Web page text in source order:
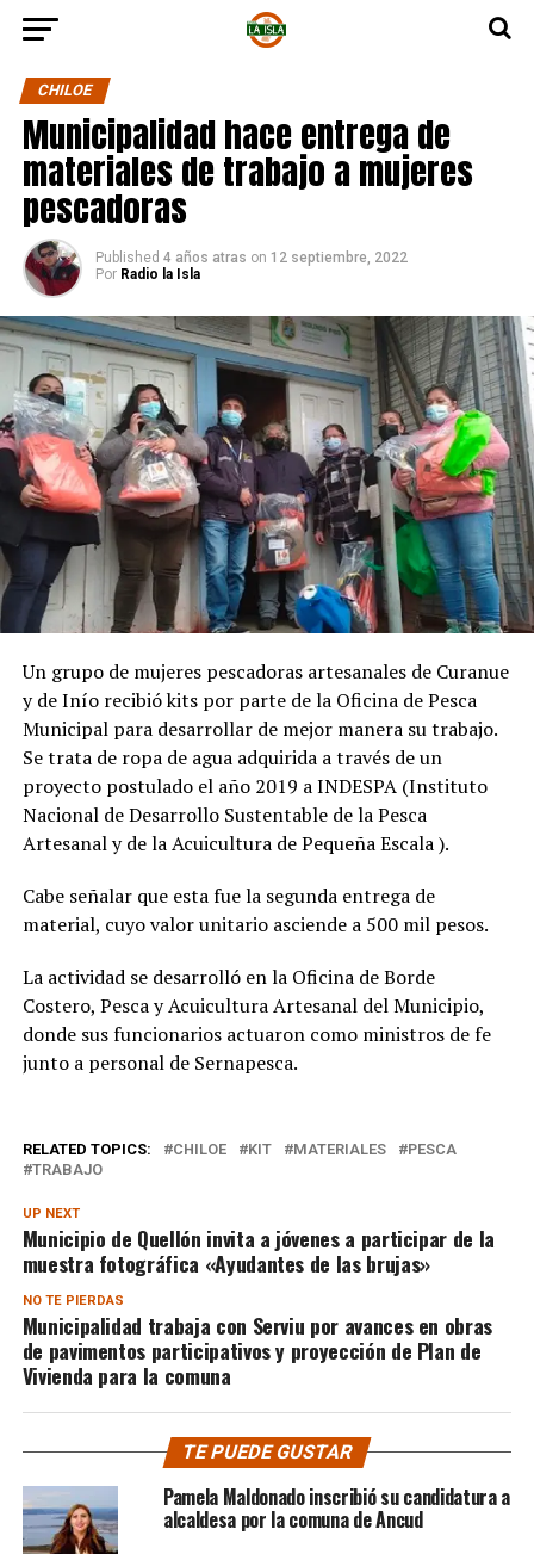
CHILOE
Municipalidad hace entrega de
materiales de trabajo a mujeres
pescadoras
Published 4 años atras on 12 septiembre, 2022
Por Radio la Isla
Un grupo de mujeres pescadoras artesanales de Curanue
y de Inío recibió kits por parte de la Oficina de Pesca
Municipal para desarrollar de mejor manera su trabajo.
Se trata de ropa de agua adquirida a través de un
proyecto postulado el año 2019 a INDESPA (Instituto
Nacional de Desarrollo Sustentable de la Pesca
Artesanal y de la Acuicultura de Pequeña Escala ).
Cabe señalar que esta fue la segunda entrega de
material, cuyo valor unitario asciende a 500 mil pesos.
La actividad se desarrolló en la Oficina de Borde
Costero, Pesca y Acuicultura Artesanal del Municipio,
donde sus funcionarios actuaron como ministros de fe
junto a personal de Sernapesca.
RELATED TOPICS: CHILOE KIT MATERIALES
PESCA
TRABAJO
UP NEXT
Municipio de Quellón invita a jóvenes a participar de la
muestra fotográfica «Ayudantes de las brujas»
NO TE PIERDAS
Municipalidad trabaja con Serviu por avances en obras
de pavimentos participativos y proyección de Plan de
Vivienda para la comuna
TE PUEDE GUSTAR
Pamela Maldonado inscribió su candidatura a
alcaldesa por la comuna de Ancud